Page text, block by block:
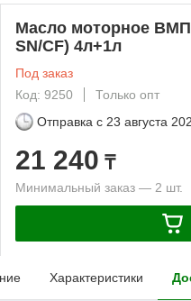
Масло моторное
SN/CF) 4л+1л
Под заказ
Код: 9250
Только опт
Отправка с 23 августа
21 240 ₸
Минимальный заказ — 2 шт.
Характеристики